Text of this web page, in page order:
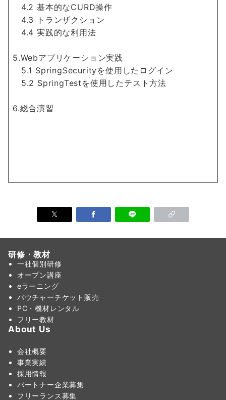
4.2 基本的なCURD操作
4.3 トランザクション
4.4 実践的な利用法
5.Webアプリケーション実践
5.1 SpringSecurityを使用したログイン
5.2 SpringTestを使用したテスト方法
6.総合演習
研修・教材
一社個別研修
オープン講座
eラーニング
バウチャーチケット販売
PC・機材レンタル
フリー教材
About Us
会社概要
事業実績
採用情報
パートナー企業募集
フリーランス募集